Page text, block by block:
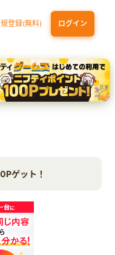
登録(無料) ログイン
Oliveお子さま用口座
ゲット！